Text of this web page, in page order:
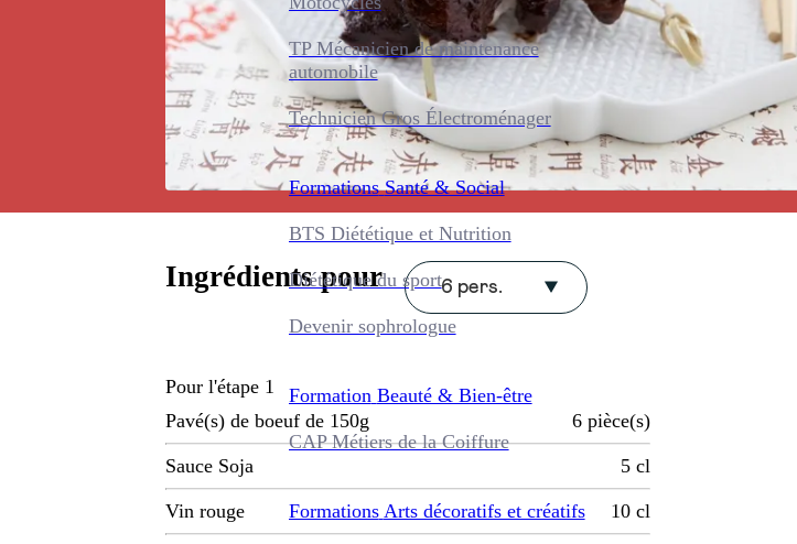
TP Mécanicien de maintenance
automobile
Technicien Gros Électroménager
Formations Santé & Social
BTS Diététique et Nutrition
Diététique du sport
Devenir sophrologue
Formation Beauté & Bien-être
CAP Métiers de la Coiffure
Formations Arts décoratifs et créatifs
Ingrédients pour 6 pers.
Pour l'étape 1
Pavé(s) de boeuf de 150g
6 pièce(s)
Sauce Soja 5 cl
Vin rouge 10 cl